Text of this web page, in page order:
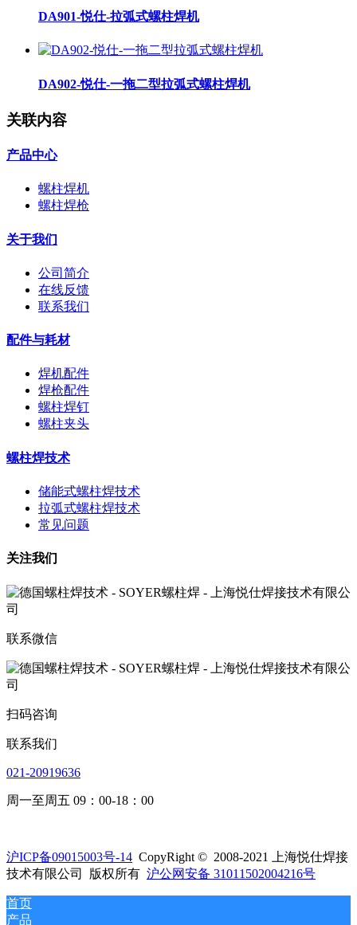
DA901-悦仕-拉弧式螺柱焊机
DA902-悦仕-一拖二型拉弧式螺柱焊机
关联内容
产品中心
螺柱焊机
螺柱焊枪
关于我们
公司简介
在线反馈
联系我们
配件与耗材
焊机配件
焊枪配件
螺柱焊钉
螺柱夹头
螺柱焊技术
储能式螺柱焊技术
拉弧式螺柱焊技术
常见问题
关注我们
联系微信
扫码咨询
联系我们
021-20919636
周一至周五 09：00-18：00
沪ICP备09015003号-14 CopyRight © 2008-2021 上海悦仕焊接
技术有限公司 版权所有 沪公网安备 31011502004216号
首页
产品